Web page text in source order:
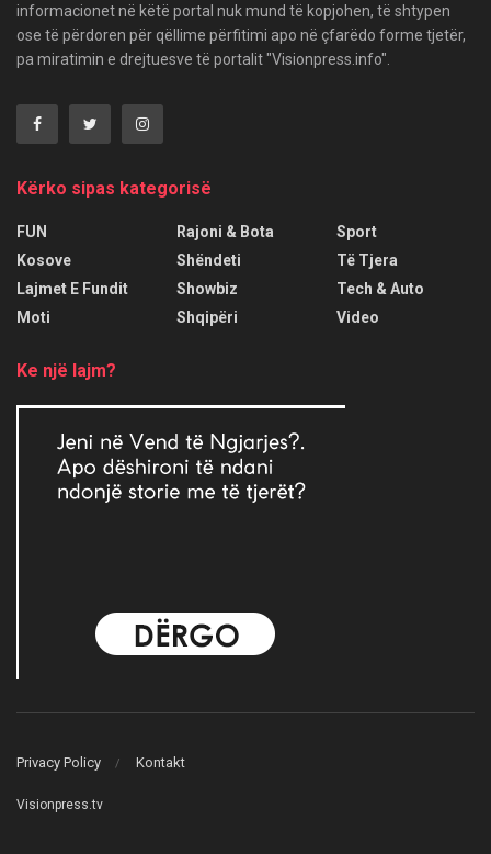
informacionet në këtë portal nuk mund të kopjohen, të shtypen
ose të përdoren për qëllime përfitimi apo në çfarëdo forme tjetër,
pa miratimin e drejtuesve të portalit "Visionpress.info".
Kërko sipas kategorisë
FUN
Kosove
Lajmet E Fundit
Moti
Rajoni & Bota
Shëndeti
Showbiz
Shqipëri
Sport
Të Tjera
Tech & Auto
Video
Ke një lajm?
Privacy Policy Kontakt
Visionpress.tv